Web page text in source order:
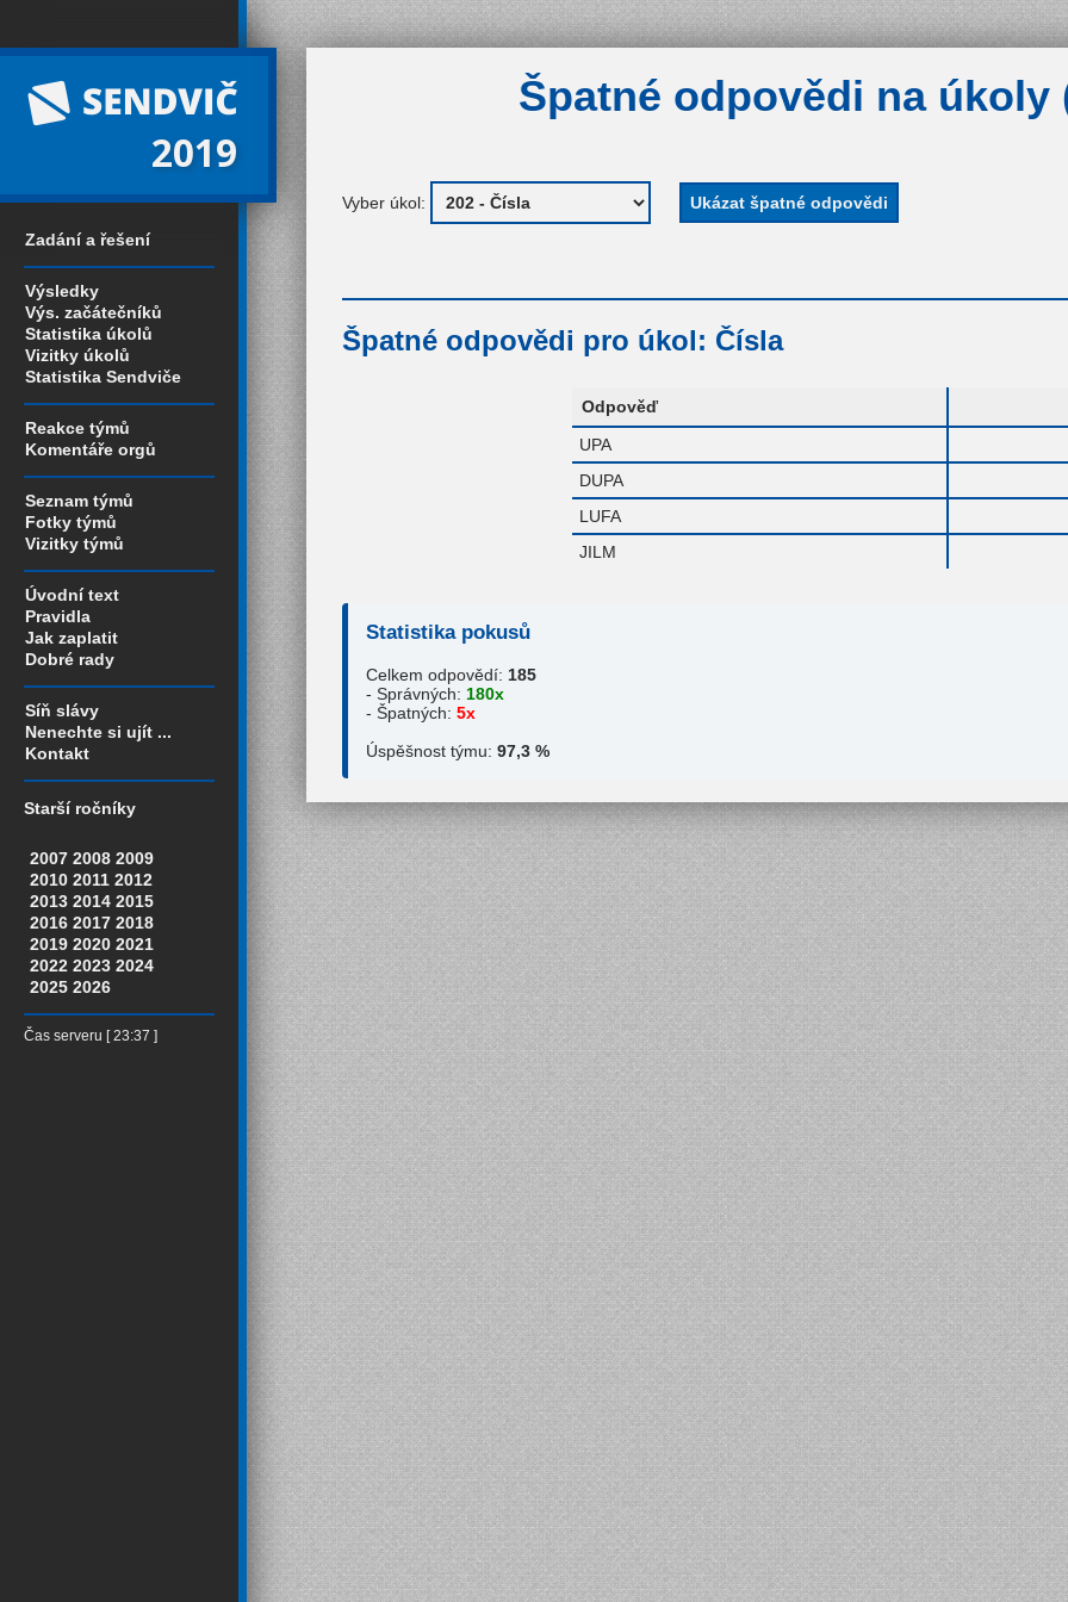
2019
Zadání a řešení
Výsledky
Výs. začátečníků
Statistika úkolů
Vizitky úkolů
Statistika Sendviče
Reakce týmů
Komentáře orgů
Seznam týmů
Fotky týmů
Vizitky týmů
Úvodní text
Pravidla
Jak zaplatit
Dobré rady
Síň slávy
Nenechte si ujít ...
Kontakt
Starší ročníky
2007 2008 2009
2010 2011 2012
2013 2014 2015
2016 2017 2018
2019 2020 2021
2022 2023 2024
2025 2026
Čas serveru [ 23:37 ]
Špatné odpovědi na úkoly
Vyber úkol:
Špatné odpovědi pro úkol: Čísla
Odpověď
UPA
DUPA
LUFA
JILM
Statistika pokusů
Celkem odpovědí: 185
- Správných: 180x
- Špatných: 5x
Úspěšnost týmu: 97,3 %